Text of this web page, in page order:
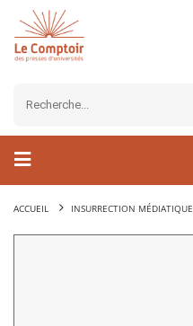
ACCUEIL INSURRECTION MÉDIATIQUE